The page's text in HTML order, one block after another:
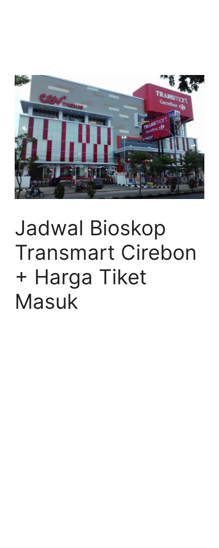
Jadwal Bioskop
Transmart Cirebon
+ Harga Tiket
Masuk